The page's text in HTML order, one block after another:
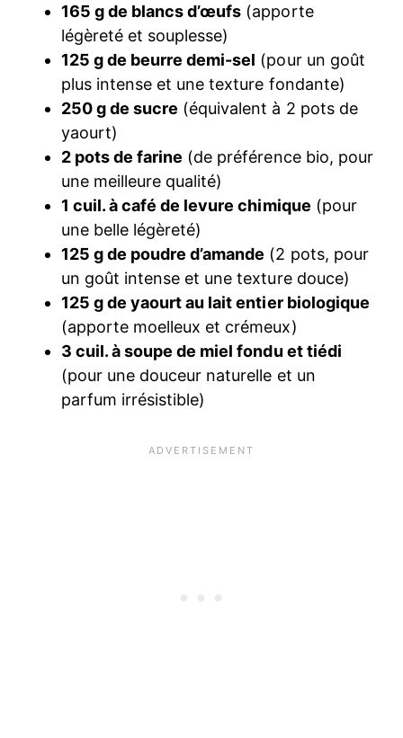
165 g de blancs d’œufs (apporte
légèreté et souplesse)
125 g de beurre demi-sel (pour un goût
plus intense et une texture fondante)
250 g de sucre (équivalent à 2 pots de
yaourt)
2 pots de farine (de préférence bio, pour
une meilleure qualité)
1 cuil. à café de levure chimique (pour
une belle légèreté)
125 g de poudre d’amande (2 pots, pour
un goût intense et une texture douce)
125 g de yaourt au lait entier biologique
(apporte moelleux et crémeux)
3 cuil. à soupe de miel fondu et tiédi
(pour une douceur naturelle et un
parfum irrésistible)